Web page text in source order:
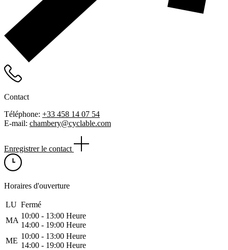
Contact
Téléphone: +33 458 14 07 54
E-mail: chambery@cyclable.com
Enregistrer le contact
Horaires d'ouverture
LU Fermé
MA
10:00 ‑ 13:00 Heure
14:00 ‑ 19:00 Heure
ME
10:00 ‑ 13:00 Heure
14:00 ‑ 19:00 Heure